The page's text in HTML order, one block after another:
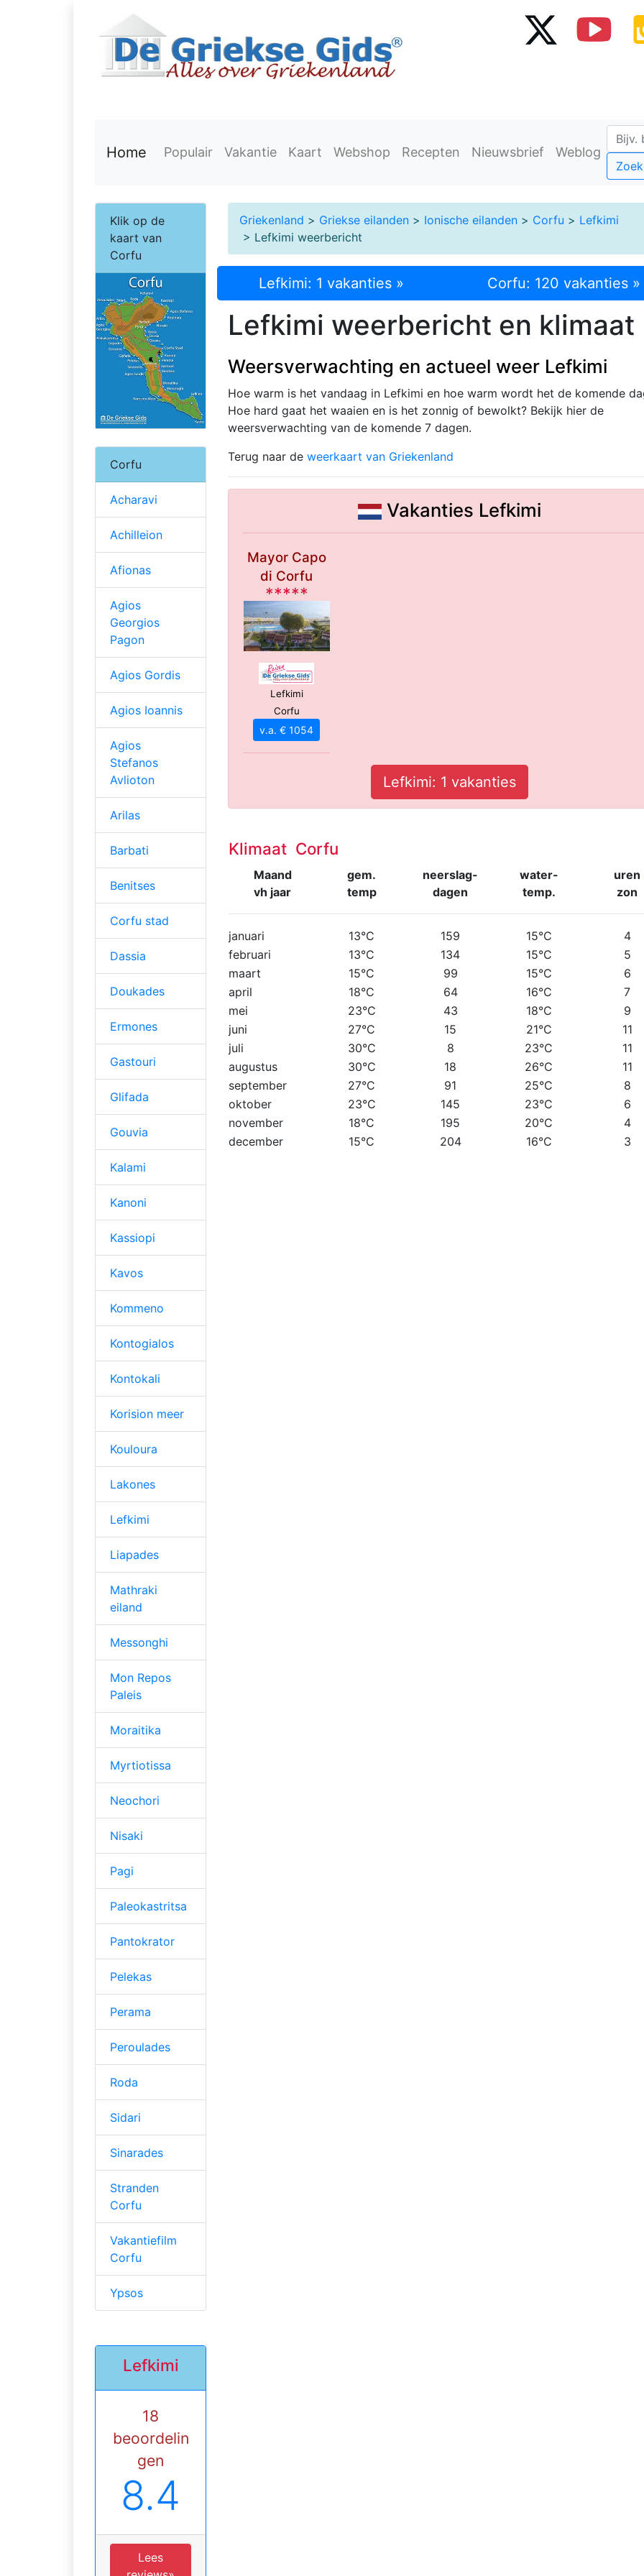
Home Populair Vakantie Kaart Webshop Recepten Nieuwsbrief Weblog
Griekenland > Griekse eilanden > Ionische eilanden > Corfu > Lefkimi
> Lefkimi weerbericht
Lefkimi: 1 vakanties » Corfu: 120 vakanties »
Lefkimi weerbericht en klimaat
Weersverwachting en actueel weer Lefkimi
Hoe warm is het vandaag in Lefkimi en hoe warm wordt het de komende
Hoe hard gaat het waaien en is het zonnig of bewolkt? Bekijk hier de
weersverwachting van de komende 7 dagen.
Terug naar de weerkaart van Griekenland
Vakanties Lefkimi
Mayor Capo
di Corfu
*****
Lefkimi
Corfu
v.a. € 1054
Lefkimi: 1 vakanties
Klimaat Corfu
Maand
vh jaar
gem.
temp
neerslag-
dagen
water-
temp.
uren
zon
januari 13°C 159 15°C
4
februari
13°C 134 15°C
5
maart
15°C 99 15°C
6
april
18°C 64 16°C
7
mei
23°C 43 18°C
9
juni
27°C 15 21°C
11
juli
30°C 8 23°C
11
augustus
30°C 18 26°C
11
september
27°C 91 25°C
8
oktober
23°C 145 23°C
6
november
18°C 195 20°C
4
december
15°C 204 16°C 3
Klik op de
kaart van
Corfu
Corfu
Acharavi
Achilleion
Afionas
Agios
Georgios
Pagon
Agios Gordis
Agios Ioannis
Agios
Stefanos
Avlioton
Arilas
Barbati
Benitses
Corfu stad
Dassia
Doukades
Ermones
Gastouri
Glifada
Gouvia
Kalami
Kanoni
Kassiopi
Kavos
Kommeno
Kontogialos
Kontokali
Korision meer
Kouloura
Lakones
Lefkimi
Liapades
Mathraki
eiland
Messonghi
Mon Repos
Paleis
Moraitika
Myrtiotissa
Neochori
Nisaki
Pagi
Paleokastritsa
Pantokrator
Pelekas
Perama
Peroulades
Roda
Sidari
Sinarades
Stranden
Corfu
Vakantiefilm
Corfu
Ypsos
Lefkimi
18
beoordelin
gen
8.4
Lees